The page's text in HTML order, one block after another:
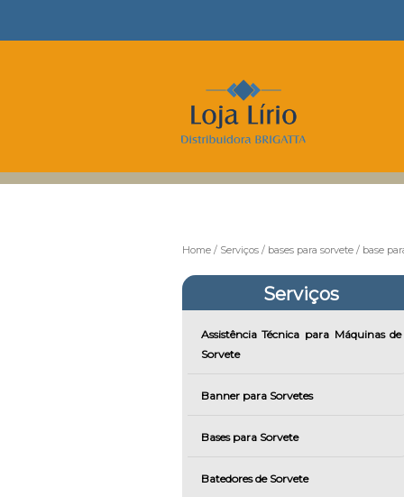
Home Serviços bases para sorvete base
Serviços
Assistência Técnica para Máquinas de
Sorvete
Banner para Sorvetes
Bases para Sorvete
Batedores de Sorvete